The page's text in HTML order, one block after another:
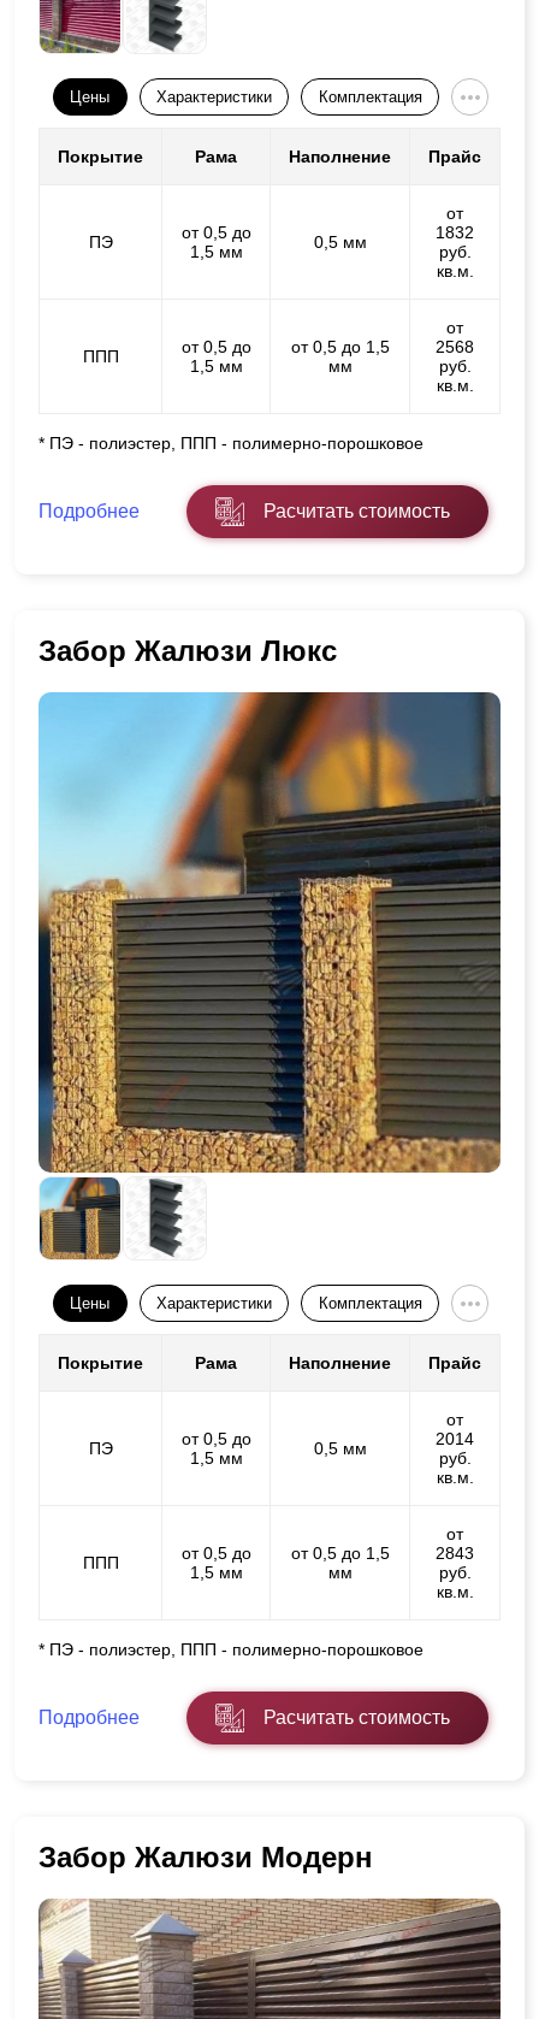
Цены Характеристики Комплектация
Покрытие Рама Наполнение Прайс
ПЭ
от 0,5 до
1,5 мм
0,5 мм
от
1832
руб.
кв.м.
ППП
от 0,5 до
1,5 мм
от 0,5 до 1,5
мм
от
2568
руб.
кв.м.
* ПЭ - полиэстер, ППП - полимерно-порошковое
Подробнее Расчитать стоимость
Забор Жалюзи Люкс
Цены Характеристики Комплектация
Покрытие Рама Наполнение Прайс
ПЭ
от 0,5 до
1,5 мм
0,5 мм
от
2014
руб.
кв.м.
ППП
от 0,5 до
1,5 мм
от 0,5 до 1,5
мм
от
2843
руб.
кв.м.
* ПЭ - полиэстер, ППП - полимерно-порошковое
Подробнее Расчитать стоимость
Забор Жалюзи Модерн